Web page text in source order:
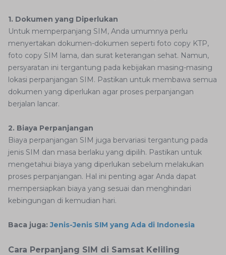
1. Dokumen yang Diperlukan
Untuk memperpanjang SIM, Anda umumnya perlu
menyertakan dokumen-dokumen seperti foto copy KTP,
foto copy SIM lama, dan surat keterangan sehat. Namun,
persyaratan ini tergantung pada kebijakan masing-masing
lokasi perpanjangan SIM. Pastikan untuk membawa semua
dokumen yang diperlukan agar proses perpanjangan
berjalan lancar.
2. Biaya Perpanjangan
Biaya perpanjangan SIM juga bervariasi tergantung pada
jenis SIM dan masa berlaku yang dipilih. Pastikan untuk
mengetahui biaya yang diperlukan sebelum melakukan
proses perpanjangan. Hal ini penting agar Anda dapat
mempersiapkan biaya yang sesuai dan menghindari
kebingungan di kemudian hari.
Baca juga:Jenis-Jenis SIM yang Ada di Indonesia
Cara Perpanjang SIM di Samsat Keliling